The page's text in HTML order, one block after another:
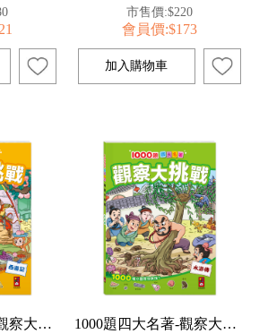
市售價:$220
會員價:$173
1000題四大名著-觀察大挑戰-西遊記 1000題四大名著-觀察大挑戰-水滸傳